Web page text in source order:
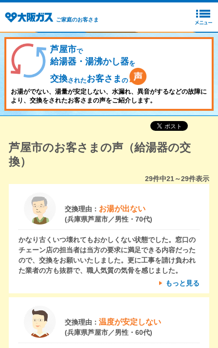
ご家庭のお客さま
芦屋市で
給湯器・湯沸かし器を
交換されたお客さま の
お湯がでない、湯量が安定しない、水漏れ、異音がするなどの故障に
より、交換をされたお客さまの声をご紹介します。
芦屋市のお客さまの声（給湯器の交
換）
29件中21～29件表示
交換理由： お湯が出ない
(兵庫県芦屋市／男性・70代)
かなり古くいつ壊れてもおかしくない状態でした。窓口の
チェーン店の担当者は当方の要求に満足できる内容だった
ので、交換をお願いいたしました。更に工事を請け負われ
た業者の方も抜群で、職人気質の気骨を感じました。
もっと見る
交換理由： 温度が安定しない
(兵庫県芦屋市／男性・60代)